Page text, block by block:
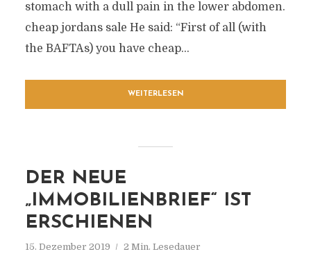
stomach with a dull pain in the lower abdomen.
cheap jordans sale He said: “First of all (with
the BAFTAs) you have cheap...
WEITERLESEN
DER NEUE
„IMMOBILIENBRIEF“ IST
ERSCHIENEN
15. Dezember 2019 2 Min. Lesedauer